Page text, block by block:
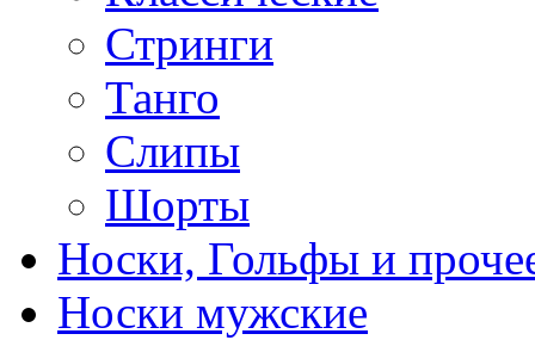
Стринги
Танго
Слипы
Шорты
Носки, Гольфы и
Носки мужские